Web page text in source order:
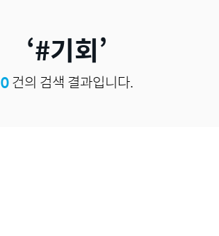
#기회
0건의 검색 결과입니다.